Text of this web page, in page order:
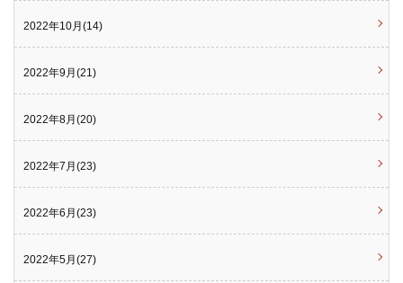
2022年10月(14)
2022年9月(21)
2022年8月(20)
2022年7月(23)
2022年6月(23)
2022年5月(27)